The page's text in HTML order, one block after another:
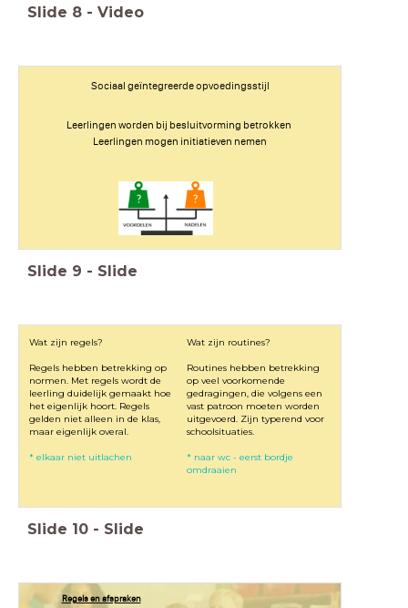
Slide 8 - Video
Sociaal geïntegreerde opvoedingsstijl
Leerlingen worden bij besluitvorming betrokken
Leerlingen mogen initiatieven nemen
Slide 9 - Slide
Wat zijn regels?
Regels hebben betrekking op
normen. Met regels wordt de
leerling duidelijk gemaakt hoe
het eigenlijk hoort. Regels
gelden niet alleen in de klas,
maar eigenlijk overal.
* elkaar niet uitlachen
Wat zijn routines?
Routines hebben betrekking
op veel voorkomende
gedragingen, die volgens een
vast patroon moeten worden
uitgevoerd. Zijn typerend voor
schoolsituaties.
* naar wc - eerst bordje
omdraaien
Slide 10 - Slide
Regels en afspraken